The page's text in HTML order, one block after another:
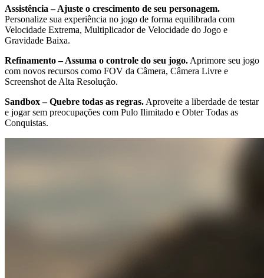
Assistência – Ajuste o crescimento de seu personagem.
Personalize sua experiência no jogo de forma equilibrada com
Velocidade Extrema, Multiplicador de Velocidade do Jogo e
Gravidade Baixa.
Refinamento – Assuma o controle do seu jogo. Aprimore seu jogo
com novos recursos como FOV da Câmera, Câmera Livre e
Screenshot de Alta Resolução.
Sandbox – Quebre todas as regras. Aproveite a liberdade de testar
e jogar sem preocupações com Pulo Ilimitado e Obter Todas as
Conquistas.